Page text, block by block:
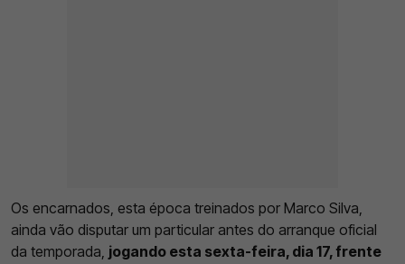
Os encarnados, esta época treinados por Marco Silva,
ainda vão disputar um particular antes do arranque oficial
da temporada, jogando esta sexta-feira, dia 17, frente